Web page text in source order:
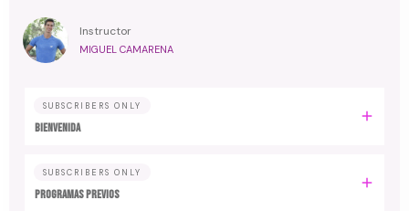
Instructor
MIGUEL CAMARENA
SUBSCRIBERS ONLY
BIENVENIDA
SUBSCRIBERS ONLY
PROGRAMAS PREVIOS